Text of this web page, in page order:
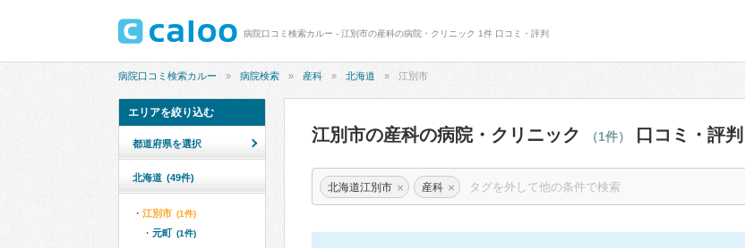
病院口コミ検索カルー - 江別市の産科の病院・クリニック 1件 口コミ・評判
病院口コミ検索カルー 病院検索 産科 北海道 江別市
江別市の産科の病院・クリニック （1件） 口コミ・評判
北海道江別市 × 産科 ×
エリアを絞り込む
都道府県を選択
北海道 (49件)
江別市 (1件)
元町 (1件)